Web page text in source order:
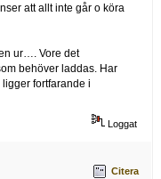
att allt inte går o köra
ur…. Vore det
behöver laddas. Har
fortfarande i
Loggat
Citera